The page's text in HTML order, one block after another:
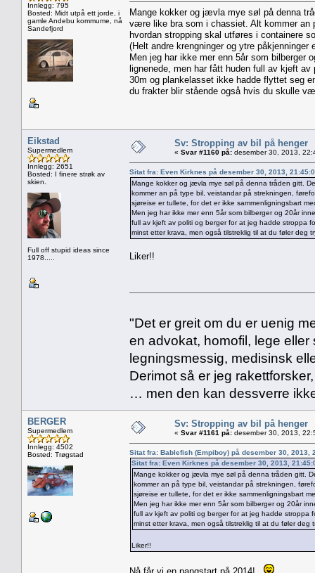
Innlegg: 795
Bosted: Midt utpå ett jorde, i
gamle Andebu kommume, nå
Sandefjord
Mange kokker og jævla mye søl på denna
være like bra som i chassiet. Alt kommer an
hvordan stropping skal utføres i containere
(Helt andre krengninger og ytre påkjenninger
Men jeg har ikke mer enn 5år som bilberger
lignenede, men har fått huden full av kjeft
30m og plankelasset ikke hadde flyttet seg
du frakter blir stående også hvis du skulle
Eikstad
Supermedlem
Innlegg: 2651
Bosted: I finere strøk av
skien.
Full off stupid ideas since
1978.....
Sv: Stropping av bil på henger
« Svar #1160 på: desember 30, 2013,
Sitat fra: Even Kirknes på desember 30, 2013,
Mange kokker og jævla mye søl på denna tråden gitt.
kommer an på type bil, veistandar på strekningen,
sjøreise er tullete, for det er ikke sammenligningsbart
Men jeg har ikke mer enn 5år som bilberger og 20år
full av kjeft av politi og berger for at jeg hadde stroppa
minst etter krava, men også tilstreklig til at du føler
Liker!!
"Det er greit om du er uenig
en advokat, homofil, lege
legningsmessig, medisinsk
Derimot så er jeg
… men den kan dessverre
BERGER
Supermedlem
Innlegg: 4502
Bosted: Trøgstad
Sv: Stropping av bil på henger
« Svar #1161 på: desember 30, 2013,
Sitat fra: Bablefish (Empiboy) på desember 30, 2013,
Sitat fra: Even Kirknes på desember 30, 2013,
Mange kokker og jævla mye søl på denna tråden gitt.
kommer an på type bil, veistandar på strekningen,
sjøreise er tullete, for det er ikke sammenligningsbart
Men jeg har ikke mer enn 5år som bilberger og 20år
full av kjeft av politi og berger for at jeg hadde stroppa
minst etter krava, men også tilstreklig til at du føler
Liker!!